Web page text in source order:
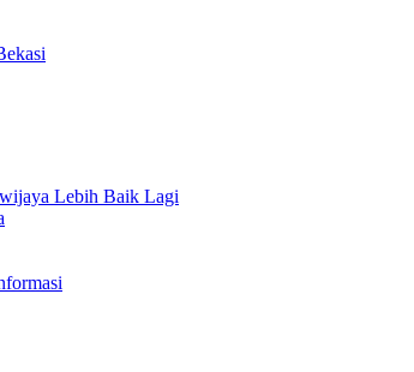
Lebih Baik Lagi